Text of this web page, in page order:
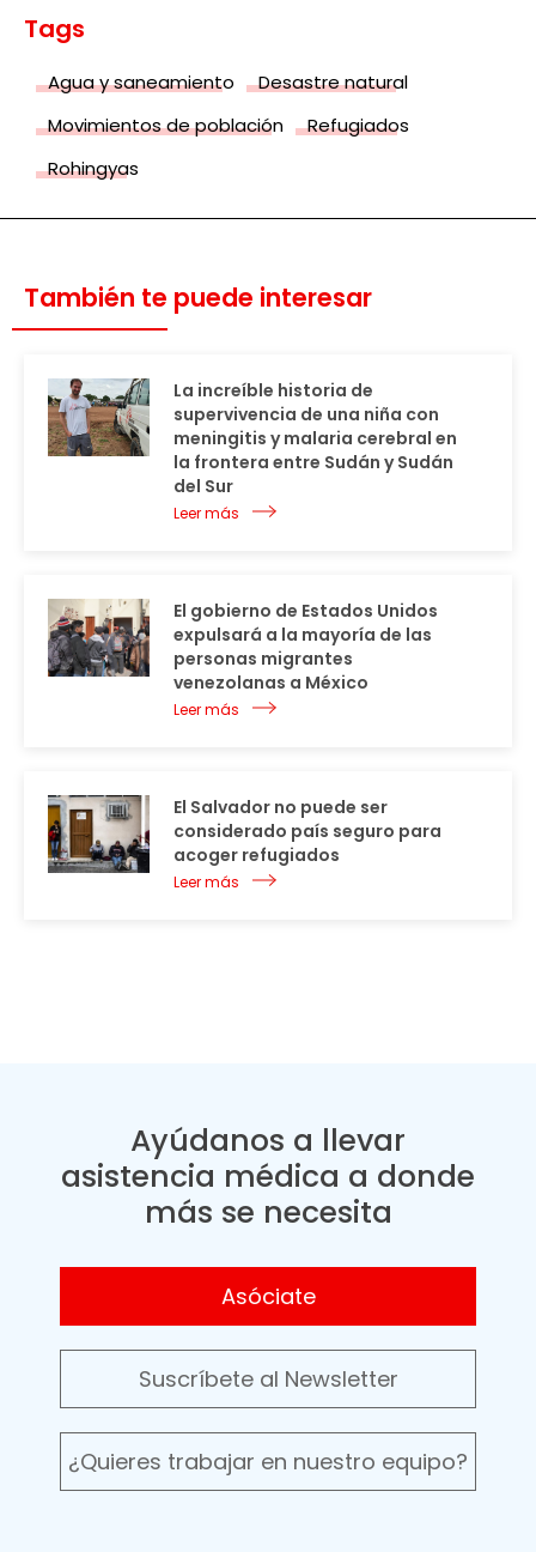
Tags
Agua y saneamiento
Desastre natural
Movimientos de población
Refugiados
Rohingyas
También te puede interesar
La increíble historia de
supervivencia de una niña con
meningitis y malaria cerebral en
la frontera entre Sudán y Sudán
del Sur
Leer más
El gobierno de Estados Unidos
expulsará a la mayoría de las
personas migrantes
venezolanas a México
Leer más
El Salvador no puede ser
considerado país seguro para
acoger refugiados
Leer más
Ayúdanos a llevar
asistencia médica a donde
más se necesita
Asóciate
Suscríbete al Newsletter
¿Quieres trabajar en nuestro equipo?